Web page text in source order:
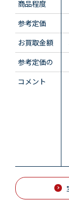
商品程度
参考定価
お買取金額
参考定価の
コメント